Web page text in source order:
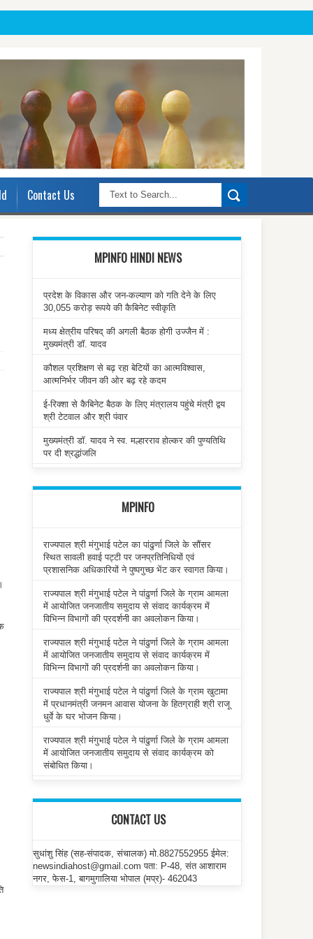
Contact Us
MPINFO HINDI NEWS
प्रदेश के विकास और जन-कल्याण को गति देने के लिए
30,055 करोड़ रूपये की कैबिनेट स्वीकृति
मध्य क्षेत्रीय परिषद् की अगली बैठक होगी उज्जैन में :
मुख्यमंत्री डॉ. यादव
कौशल प्रशिक्षण से बढ़ रहा बेटियों का आत्मविश्वास,
आत्मनिर्भर जीवन की ओर बढ़ रहे कदम
ई-रिक्शा से कैबिनेट बैठक के लिए मंत्रालय पहुंचे मंत्री द्वय
श्री टेटवाल और श्री पंवार
मुख्यमंत्री डॉ. यादव ने स्व. मल्हारराव होल्कर की पुण्यतिथि
पर दी श्रद्धांजलि
MPINFO
राज्यपाल श्री मंगुभाई पटेल का पांढुर्णा जिले के सौंसर
स्थित सावली हवाई पट्टी पर जनप्रतिनिधियों एवं
प्रशासनिक अधिकारियों ने पुष्पगुच्छ भेंट कर स्वागत किया।
राज्यपाल श्री मंगुभाई पटेल ने पांढुर्णा जिले के ग्राम आमला
में आयोजित जनजातीय समुदाय से संवाद कार्यक्रम में
विभिन्न विभागों की प्रदर्शनी का अवलोकन किया।
राज्यपाल श्री मंगुभाई पटेल ने पांढुर्णा जिले के ग्राम आमला
में आयोजित जनजातीय समुदाय से संवाद कार्यक्रम में
विभिन्न विभागों की प्रदर्शनी का अवलोकन किया।
राज्यपाल श्री मंगुभाई पटेल ने पांढुर्णा जिले के ग्राम खुटामा
में प्रधानमंत्री जनमन आवास योजना के हितग्राही श्री राजू
धुर्वे के घर भोजन किया।
राज्यपाल श्री मंगुभाई पटेल ने पांढुर्णा जिले के ग्राम आमला
में आयोजित जनजातीय समुदाय से संवाद कार्यक्रम को
संबोधित किया।
CONTACT US
सुधांशु सिंह (सह-संपादक, संचालक) मो.8827552955 ईमेल:
newsindiahost@gmail.com पता: P-48, संत आशाराम
नगर, फेस-1, बागमुगालिया भोपाल (मप्र)- 462043